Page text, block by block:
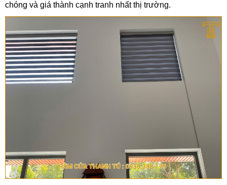
chóng và giá thành cạnh tranh nhất thị trường.